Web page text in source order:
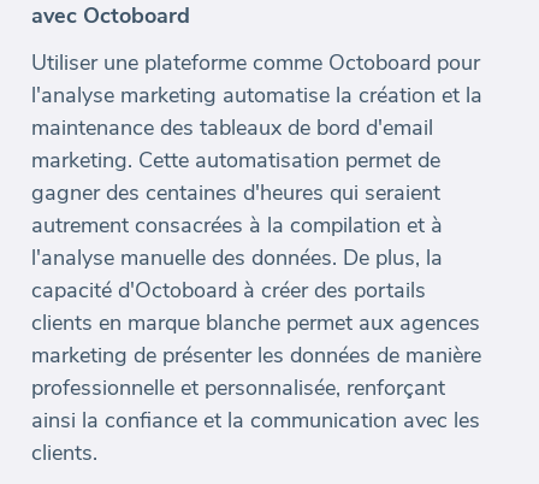
avec Octoboard
Utiliser une plateforme comme Octoboard pour
l'analyse marketing automatise la création et la
maintenance des tableaux de bord d'email
marketing. Cette automatisation permet de
gagner des centaines d'heures qui seraient
autrement consacrées à la compilation et à
l'analyse manuelle des données. De plus, la
capacité d'Octoboard à créer des portails
clients en marque blanche permet aux agences
marketing de présenter les données de manière
professionnelle et personnalisée, renforçant
ainsi la confiance et la communication avec les
clients.